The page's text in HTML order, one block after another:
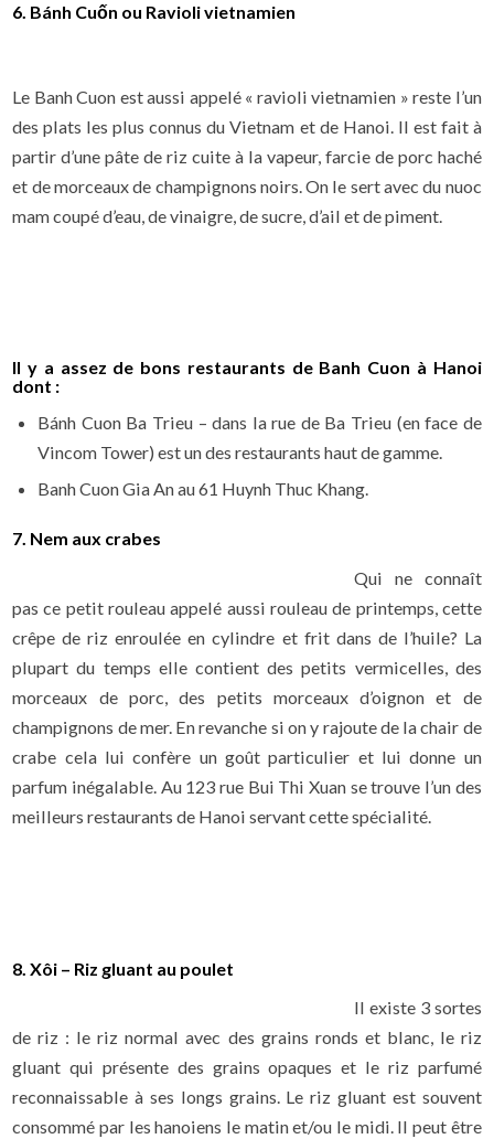
6. Bánh Cuốn ou Ravioli vietnamien
Le Banh Cuon est aussi appelé « ravioli vietnamien » reste l’un
des plats les plus connus du Vietnam et de Hanoi. Il est fait à
partir d’une pâte de riz cuite à la vapeur, farcie de porc haché
et de morceaux de champignons noirs. On le sert avec du nuoc
mam coupé d’eau, de vinaigre, de sucre, d’ail et de piment.
Il y a assez de bons restaurants de Banh Cuon à Hanoi
dont :
Bánh Cuon Ba Trieu – dans la rue de Ba Trieu (en face de
Vincom Tower) est un des restaurants haut de gamme.
Banh Cuon Gia An au 61 Huynh Thuc Khang.
7. Nem aux crabes
Qui ne connaît
pas ce petit rouleau appelé aussi rouleau de printemps, cette
crêpe de riz enroulée en cylindre et frit dans de l’huile? La
plupart du temps elle contient des petits vermicelles, des
morceaux de porc, des petits morceaux d’oignon et de
champignons de mer. En revanche si on y rajoute de la chair de
crabe cela lui confère un goût particulier et lui donne un
parfum inégalable. Au 123 rue Bui Thi Xuan se trouve l’un des
meilleurs restaurants de Hanoi servant cette spécialité.
8. Xôi – Riz gluant au poulet
Il existe 3 sortes
de riz : le riz normal avec des grains ronds et blanc, le riz
gluant qui présente des grains opaques et le riz parfumé
reconnaissable à ses longs grains. Le riz gluant est souvent
consommé par les hanoiens le matin et/ou le midi. Il peut être